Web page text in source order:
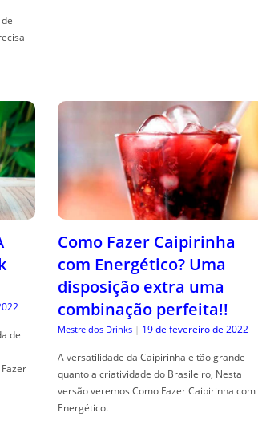
de
Como Fazer Caipirinha
com Energético? Uma
disposição extra uma
combinação perfeita!!
Mestre dos Drinks | 19 de fevereiro de 2022
A versatilidade da Caipirinha e tão grande
quanto a criatividade do Brasileiro, Nesta
versão veremos Como Fazer Caipirinha com
Energético.